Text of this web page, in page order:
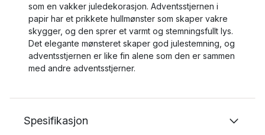
som en vakker juledekorasjon. Adventsstjernen i
papir har et prikkete hullmønster som skaper vakre
skygger, og den sprer et varmt og stemningsfullt lys.
Det elegante mønsteret skaper god julestemning, og
adventsstjernen er like fin alene som den er sammen
med andre adventsstjerner.
Spesifikasjon